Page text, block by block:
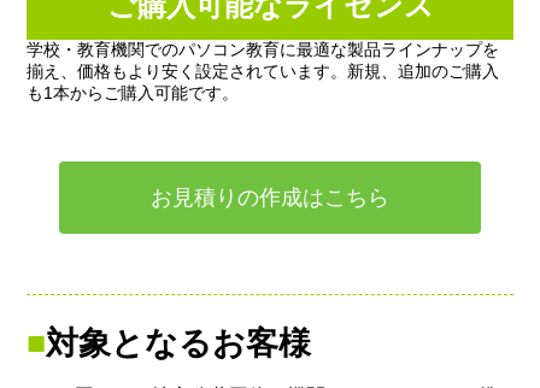
学校・教育機関でのパソコン教育に最適な製品ラインナップを
揃え、価格もより安く設定されています。新規、追加のご購入
も1本からご購入可能です。
お見積りの作成はこちら
対象となるお客様